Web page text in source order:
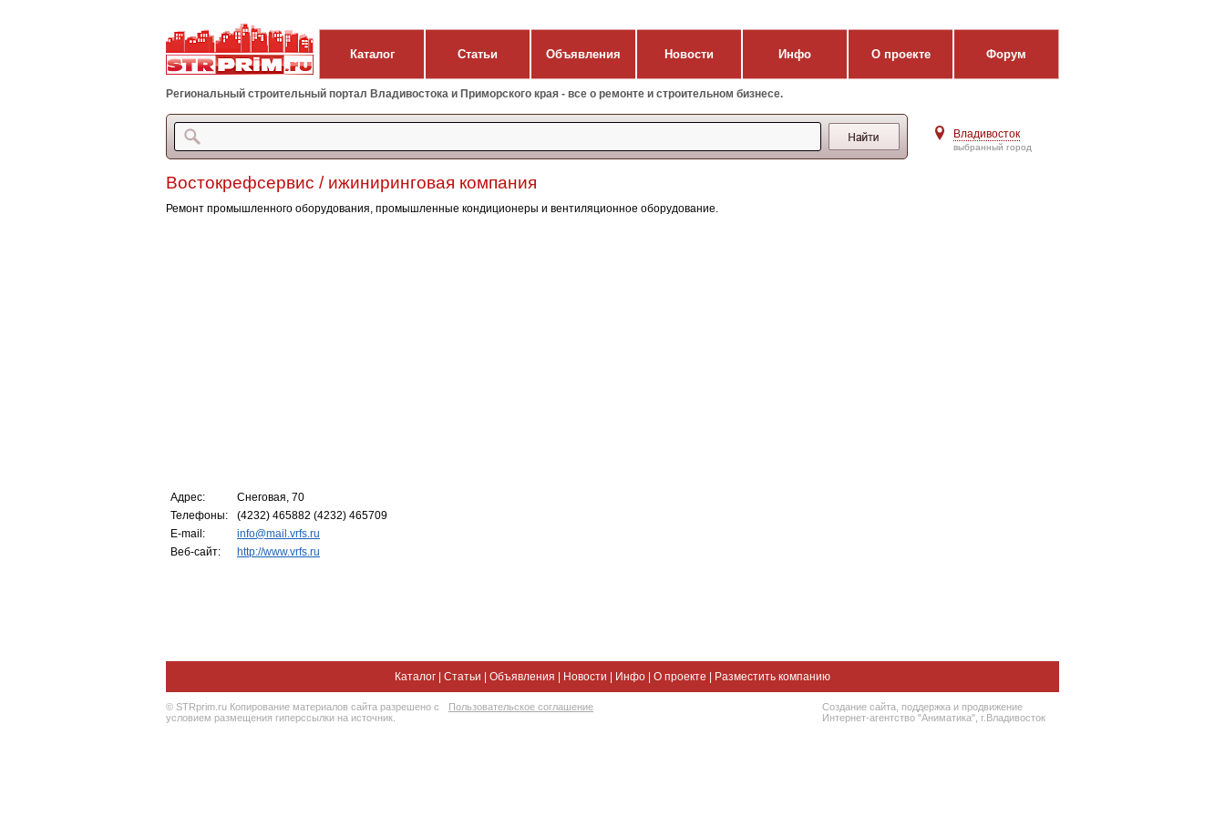
Каталог Статьи Объявления Новости Инфо О проекте Форум
Региональный строительный портал Владивостока и Приморского края - все о ремонте и строительном бизнесе.
Владивосток
выбранный город
Востокрефсервис / ижиниринговая компания
Ремонт промышленного оборудования, промышленные кондиционеры и вентиляционное оборудование.
Адрес:
Снеговая, 70
Телефоны:
(4232) 465882 (4232) 465709
E-mail:
info@mail.vrfs.ru
Веб-сайт:
http://www.vrfs.ru
Каталог Статьи Объявления Новости Инфо О проекте Разместить компанию
© STRprim.ru Копирование материалов сайта разрешено с
условием размещения гиперссылки на источник.
Пользовательское соглашение Создание сайта , поддержка и продвижение
Интернет-агентство "Аниматика", г.Владивосток